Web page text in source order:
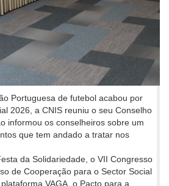
Portuguesa de futebol acabou por
2026, a CNIS reuniu o seu Conselho
informou os conselheiros sobre um
que tem andado a tratar nos
da Solidariedade, o VII Congresso
de Cooperação para o Sector Social
VAGA, o Pacto para a